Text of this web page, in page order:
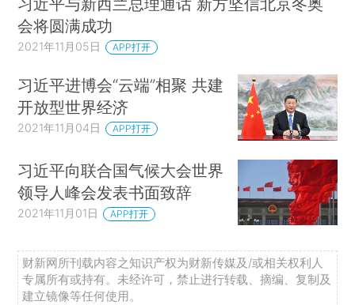
会将圆满成功
2021年11月05日 APP打开
习近平进博会“云端”相聚 共建
开放型世界经济
2021年11月04日 APP打开
习近平向联合国气候大会世界
领导人峰会发表书面致辞
2021年11月01日 APP打开
财新网所刊载内容之知识产权为财新传媒及/或相关权利人
专属所有或持有。未经许可，禁止进行转载、摘编、复制及
建立镜像等任何使用。